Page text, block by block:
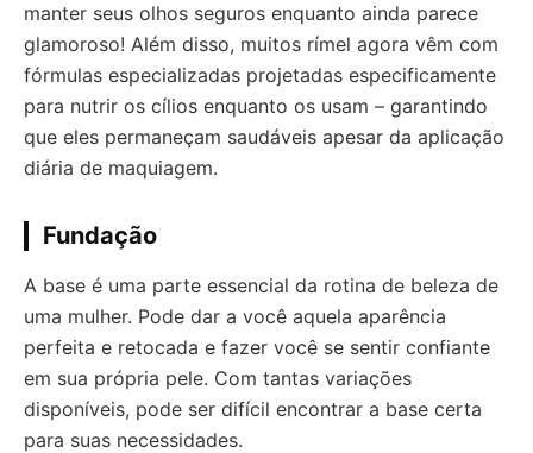
manter seus olhos seguros enquanto ainda parece
glamoroso! Além disso, muitos rímel agora vêm com
fórmulas especializadas projetadas especificamente
para nutrir os cílios enquanto os usam – garantindo
que eles permaneçam saudáveis apesar da aplicação
diária de maquiagem.
Fundação
A base é uma parte essencial da rotina de beleza de
uma mulher. Pode dar a você aquela aparência
perfeita e retocada e fazer você se sentir confiante
em sua própria pele. Com tantas variações
disponíveis, pode ser difícil encontrar a base certa
para suas necessidades.